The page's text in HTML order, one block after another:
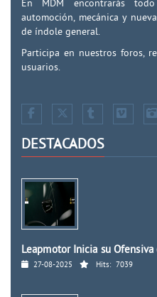
En MDM encontrarás
automoción, mecánica y
de índole general.
Participa en nuestros foros,
usuarios.
DESTACADOS
Leapmotor Inicia su Ofensiva
27-08-2025 Hits: 7039